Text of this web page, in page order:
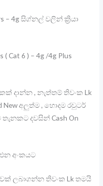
– 4g සිග්නල් වලින් ක්‍රියා
( Cat 6 ) – 4g /4g Plus
දාන්න , නැත්තම් තිවංක Lk
අලුත්ම , හොදම රවුටර්
දවසින් Cash On
එන අංකයට
ලබාගන්න තිවංක Lk තමයි